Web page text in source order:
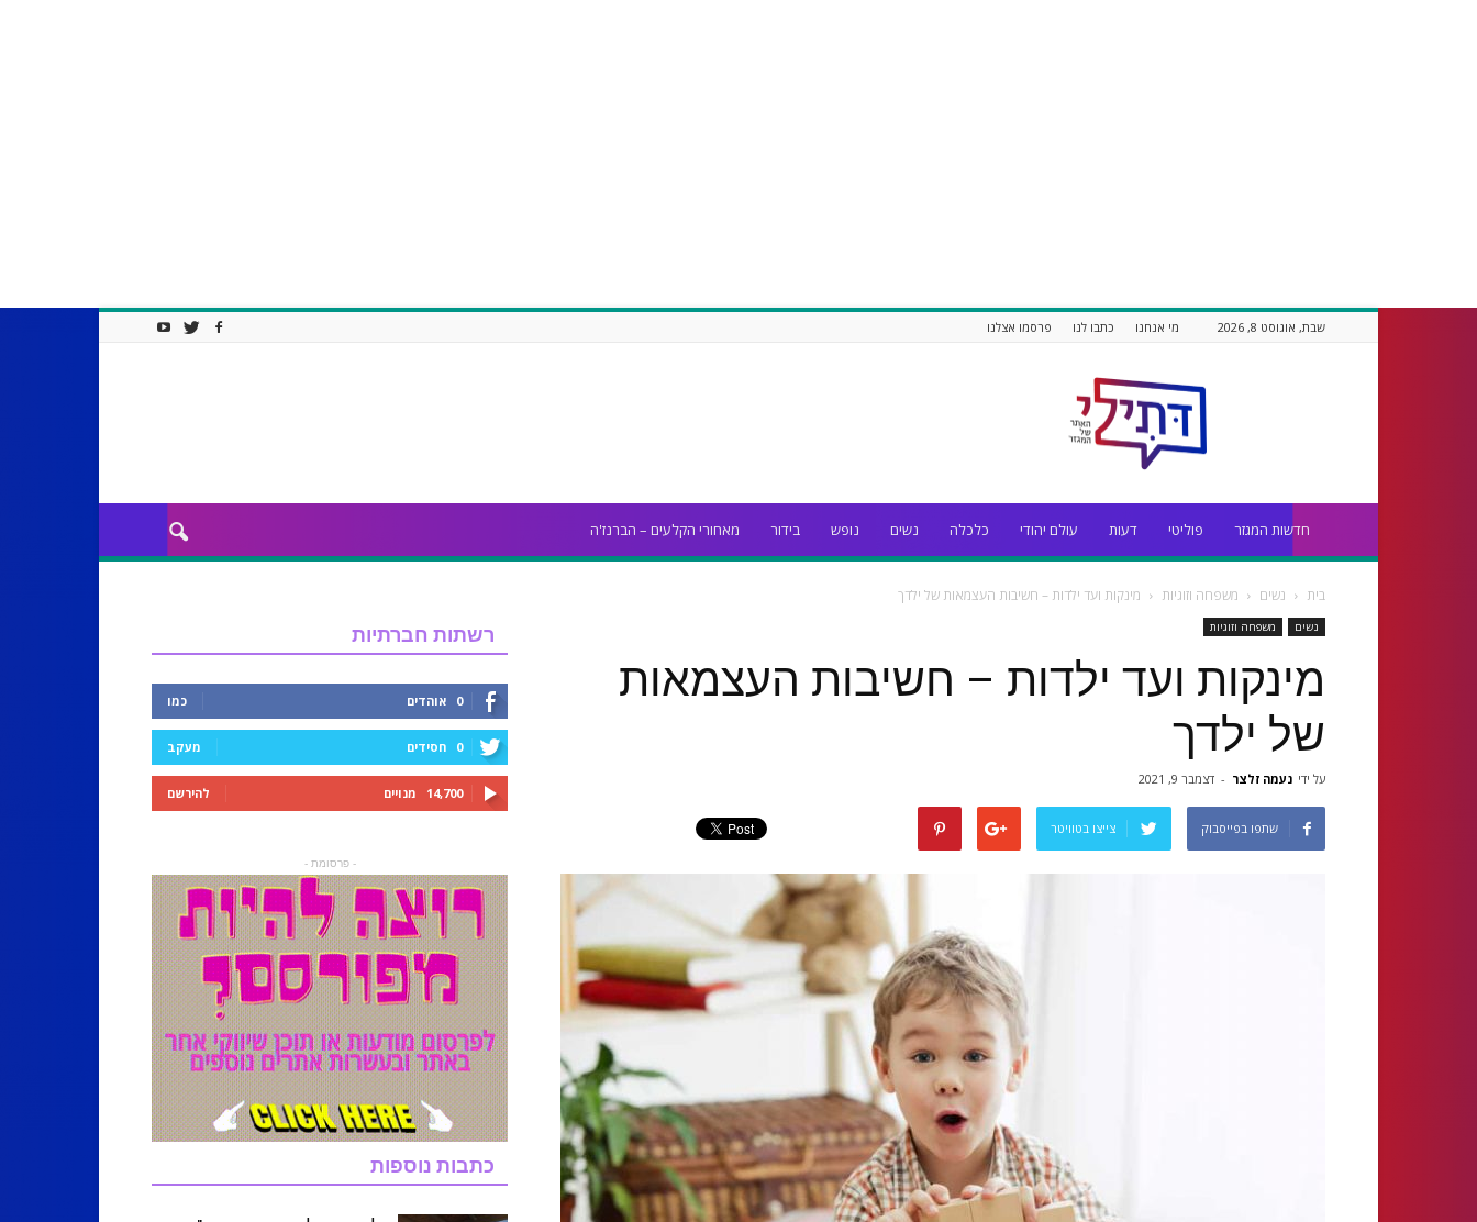
שבת, אוגוסט 8, 2026 מי אנחנו כתבו לנו פרסמו אצלנו
חדשות המגזר פוליטי דעות עולם יהודי כלכלה נשים נופש בידור מאחורי הקלעים – הברנז'ה
בית נשים משפחה וזוגיות מינקות ועד ילדות – חשיבות העצמאות של ילדך
נשים משפחה וזוגיות
מינקות ועד ילדות – חשיבות העצמאות
של ילדך
על ידי נעמה זלצר - דצמבר 9, 2021
שתפו בפייסבוק צייצו בטוויטר
רשתות חברתיות
0 אוהדים כמו
0 חסידים מעקב
14,700 מנויים להירשם
- פרסומת -
כתבות נוספות